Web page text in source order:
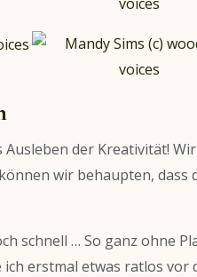
Ausleben der Kreativität!
wir behaupten, dass
schnell … So ganz ohne
erstmal etwas ratlos vor